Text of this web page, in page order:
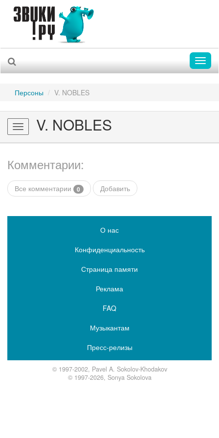
Персоны V. NOBLES
Toggle
navigation
V. NOBLES
Комментарии:
Все комментарии 0 Добавить
О нас
Конфиденциальность
Страница памяти
Реклама
FAQ
Музыкантам
Пресс-релизы
© 1997-2002, Pavel A. Sokolov-Khodakov
© 1997-2026, Sonya Sokolova